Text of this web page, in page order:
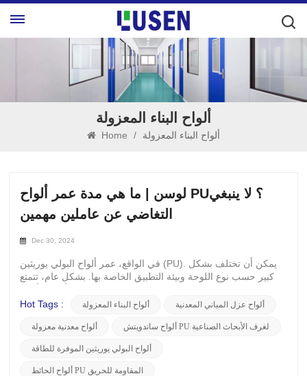
ألواح البناء المعزولة
Home / ألواح البناء المعزولة
لوسن | ما هي مدة عمر ألواح PU؟ لا ينبغي
التغاضي عن عاملين مهمين
Dec 30, 2024
في الواقع، عمر ألواح البولي يوريثين (PU). يمكن أن تختلف بشكل
كبير حسب نوع اللوحة وبيئة التطبيق الخاصة بها. بشكل عام، تتمتع
يتأثر ذلك بعدة عوامل رئيسية: 1. بيئة التطبيقالتطبيقات الصناعية: قد
Hot Tags : ألواح البناء المعزولة ألواح عزل المباني المعدنية
ألواح معدنية معزولة ألواح ساندويتش PU لغرف الأبحاث الصناعية
ألواح البولي يوريثين الموفرة للطاقة
ألواح الحائط PU المقاومة للحريق